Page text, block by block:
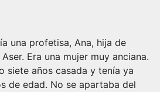
una profetisa, Ana, hija de
Era una mujer muy anciana.
siete años casada y tenía ya
de edad. No se apartaba del